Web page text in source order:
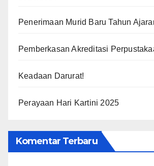
Penerimaan Murid Baru Tahun
Pemberkasan Akreditasi
Keadaan Darurat!
Perayaan Hari Kartini 2025
Komentar Terbaru